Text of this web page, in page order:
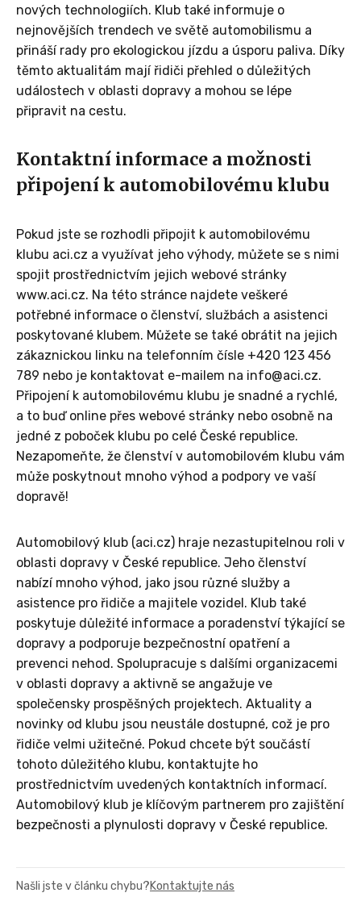
nových technologiích. Klub také informuje o
nejnovějších trendech ve světě automobilismu a
přináší rady pro ekologickou jízdu a úsporu paliva. Díky
těmto aktualitám mají řidiči přehled o důležitých
událostech v oblasti dopravy a mohou se lépe
připravit na cestu.
Kontaktní informace a možnosti
připojení k automobilovému klubu
Pokud jste se rozhodli připojit k automobilovému
klubu aci.cz a využívat jeho výhody, můžete se s nimi
spojit prostřednictvím jejich webové stránky
www.aci.cz. Na této stránce najdete veškeré
potřebné informace o členství, službách a asistenci
poskytované klubem. Můžete se také obrátit na jejich
zákaznickou linku na telefonním čísle +420 123 456
789 nebo je kontaktovat e-mailem na info@aci.cz.
Připojení k automobilovému klubu je snadné a rychlé,
a to buď online přes webové stránky nebo osobně na
jedné z poboček klubu po celé České republice.
Nezapomeňte, že členství v automobilovém klubu vám
může poskytnout mnoho výhod a podpory ve vaší
dopravě!
Automobilový klub (aci.cz) hraje nezastupitelnou roli v
oblasti dopravy v České republice. Jeho členství
nabízí mnoho výhod, jako jsou různé služby a
asistence pro řidiče a majitele vozidel. Klub také
poskytuje důležité informace a poradenství týkající se
dopravy a podporuje bezpečnostní opatření a
prevenci nehod. Spolupracuje s dalšími organizacemi
v oblasti dopravy a aktivně se angažuje ve
společensky prospěšných projektech. Aktuality a
novinky od klubu jsou neustále dostupné, což je pro
řidiče velmi užitečné. Pokud chcete být součástí
tohoto důležitého klubu, kontaktujte ho
prostřednictvím uvedených kontaktních informací.
Automobilový klub je klíčovým partnerem pro zajištění
bezpečnosti a plynulosti dopravy v České republice.
Našli jste v článku chybu?Kontaktujte nás